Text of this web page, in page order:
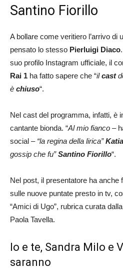
Santino Fiorillo
A bollare come veritiero l’arrivo di
pensato lo stesso Pierluigi Diaco
suo profilo Instagram ufficiale, il
Rai 1 ha fatto sapere che “ilcast
è chiuso“.
Nel cast del programma, infatti, è
cantante bionda. “Al mio fianco –
social – “la regina della lirica”
gossip che fu”Santino Fiorillo“.
Nel post, il presentatore ha anche
sulle nuove puntate presto in tv,
“Amici di Ugo”, rubrica curata
Paola Tavella.
Io e te, Sandra Milo e
saranno